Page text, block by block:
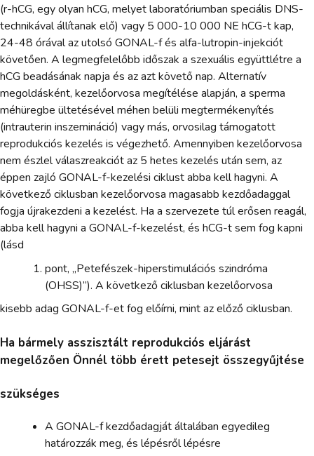
(r-hCG, egy olyan hCG, melyet laboratóriumban speciális DNS-
technikával állítanak elő) vagy 5 000-10 000 NE hCG-t kap,
24-48 órával az utolsó GONAL-f és alfa-lutropin-injekciót
követően. A legmegfelelőbb időszak a szexuális együttlétre a
hCG beadásának napja és az azt követő nap. Alternatív
megoldásként, kezelőorvosa megítélése alapján, a sperma
méhüregbe ültetésével méhen belüli megtermékenyítés
(intrauterin inszemináció) vagy más, orvosilag támogatott
reprodukciós kezelés is végezhető. Amennyiben kezelőorvosa
nem észlel válaszreakciót az 5 hetes kezelés után sem, az
éppen zajló GONAL-f-kezelési ciklust abba kell hagyni. A
következő ciklusban kezelőorvosa magasabb kezdőadaggal
fogja újrakezdeni a kezelést. Ha a szervezete túl erősen reagál,
abba kell hagyni a GONAL-f-kezelést, és hCG-t sem fog kapni
(lásd
pont, „Petefészek-hiperstimulációs szindróma
(OHSS)”). A következő ciklusban kezelőorvosa
kisebb adag GONAL-f-et fog előírni, mint az előző ciklusban.
Ha bármely asszisztált reprodukciós eljárást
megelőzően Önnél több érett petesejt összegyűjtése
szükséges
A GONAL-f kezdőadagját általában egyedileg
határozzák meg, és lépésről lépésre